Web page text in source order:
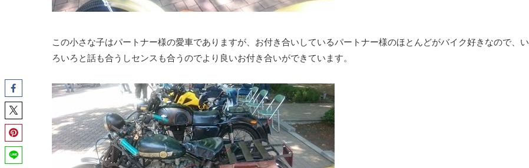
この小さな子はパートナー様の愛車でありますが、お付き合いしているパートナー様のほとんどがバイク好きなので、い
ろいろと話も合うしセンスも合うのでより良いお付き合いができています。